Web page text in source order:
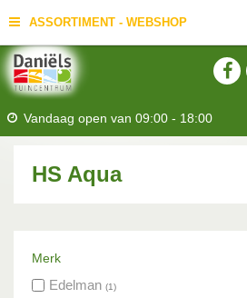
ASSORTIMENT - WEBSHOP
Vandaag open van 09:00 - 18:00
HS Aqua
Merk
Edelman (1)